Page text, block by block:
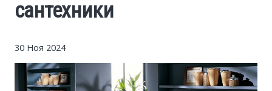
Politics
сантехники
30 Ноя 2024